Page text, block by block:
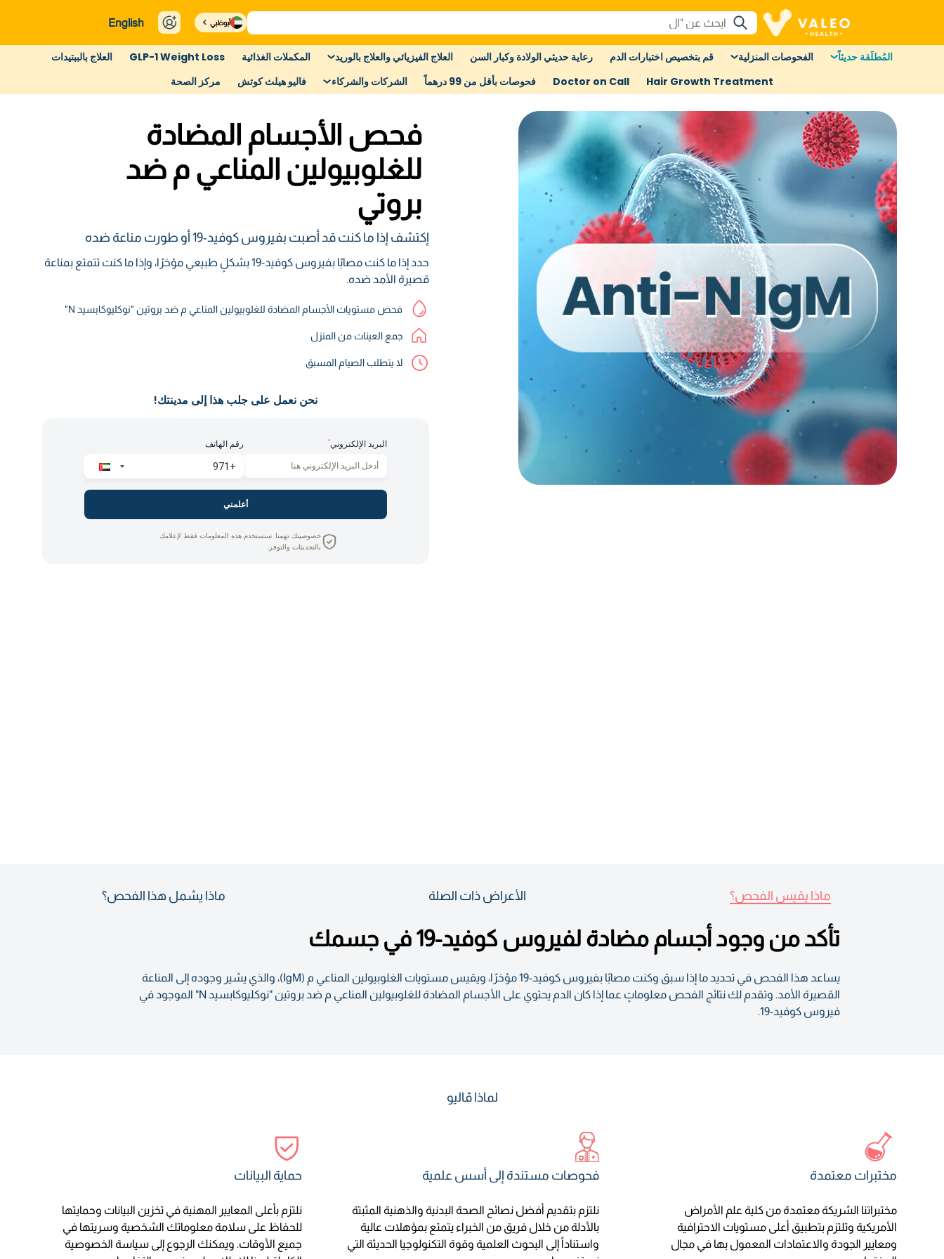
أبوظبي English
المُطلَقة حديثاً الفحوصات المنزلية قم بتخصيص اختبارات الدم رعاية حديثي الولادة وكبار السن العلاج الفيزيائي والعلاج بالوريد المكملات الغذائية GLP-1 Weight Loss
العلاج بالببتيدات
Hair Growth Treatment
Doctor on Call فحوصات بأقل من 99 درهماً الشركات والشركاء فاليو هيلث كوتش مركز الصحة
فحص الأجسام المضادة
للغلوبيولين المناعي م ضد
بروتي
إكتشف إذا ما كنت قد أصبت بفيروس كوفيد-19 أو طورت مناعة ضده
حدد إذا ما كنت مصابًا بفيروس كوفيد-19 بشكلٍ طبيعي مؤخرًا، وإذا ما كنت تتمتع بمناعة
قصيرة الأمد ضده.
فحص مستويات الأجسام المضادة للغلوبيولين المناعي م ضد بروتين "نوكليوكابسيد N"
جمع العينات من المنزل
لا يتطلب الصيام المسبق
نحن نعمل على جلب هذا إلى مدينتك!
البريد الإلكتروني* رقم الهاتف
أعلمني
خصوصيتك تهمنا. سنستخدم هذه المعلومات فقط لإعلامك
بالتحديثات والتوفر.
ماذا يقيس الفحص؟ الأعراض ذات الصلة ماذا يشمل هذا الفحص؟
تأكد من وجود أجسام مضادة لفيروس كوفيد-19 في جسمك
يساعد هذا الفحص في تحديد ما إذا سبق وكنت مصابًا بفيروس كوفيد-19 مؤخرًا، ويقيس مستويات الغلوبيولين المناعي م (IgM)، والذي يشير وجوده إلى المناعة
القصيرة الأمد. وتقدم لك نتائج الفحص معلوماتٍ عما إذا كان الدم يحتوي على الأجسام المضادة للغلوبيولين المناعي م ضد بروتين "نوكليوكابسيد N" الموجود في
فيروس كوفيد-19.
لماذا ڤاليو
مختبرات معتمدة
مختبراتنا الشريكة معتمدة من كلية علم الأمراض
الأمريكية وتلتزم بتطبيق أعلى مستويات الاحترافية
ومعايير الجودة والاعتمادات المعمول بها في مجال
فحوصات مستندة إلى أسس علمية
نلتزم بتقديم أفضل نصائح الصحة البدنية والذهنية المثبتة
بالأدلة من خلال فريق من الخبراء يتمتع بمؤهلات عالية
واستناداً إلى البحوث العلمية وقوة التكنولوجيا الحديثة التي
حماية البيانات
نلتزم بأعلى المعايير المهنية في تخزين البيانات وحمايتها
للحفاظ على سلامة معلوماتك الشخصية وسريتها في
جميع الأوقات. ويمكنك الرجوع إلى سياسة الخصوصية